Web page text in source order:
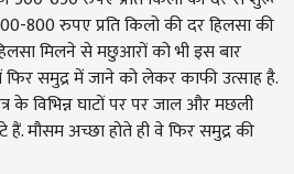
800 रुपए प्रति किलो की दर हिलसा की
हिलसा मिलने से मछुआरों को भी इस बार
समुद्र में जाने को लेकर काफी उत्साह है.
विभिन्न घाटों पर पर जाल और मछली
मौसम अच्छा होते ही वे फिर समुद्र की